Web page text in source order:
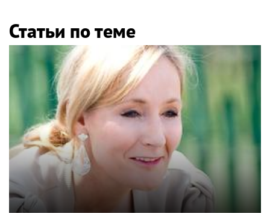
Статьи по теме